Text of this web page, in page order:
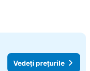
Vedeți prețurile